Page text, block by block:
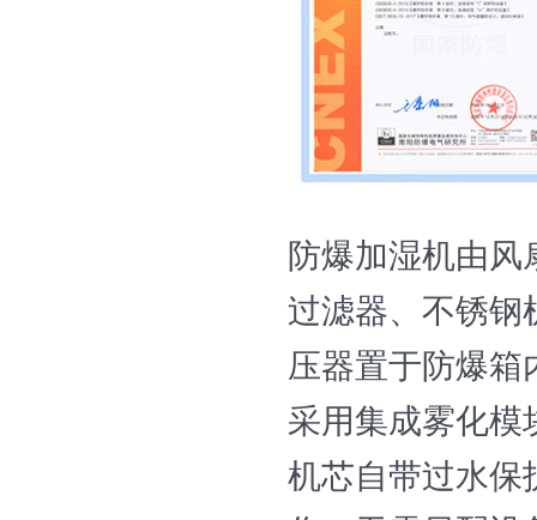
防爆加湿机由
过滤器、不锈钢
压器置于防爆箱
采用集成雾化模
机芯自带过水保